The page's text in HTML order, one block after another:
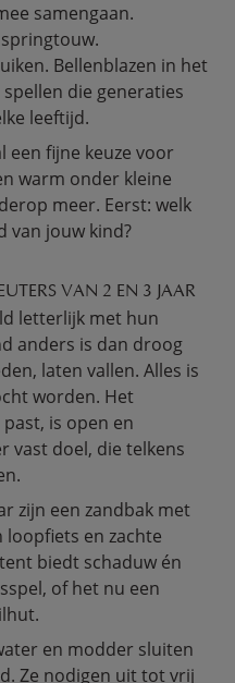
samengaan.
Bellenblazen in het
die generaties
leeftijd.
een fijne keuze voor
warm onder kleine
meer. Eerst: welk
van jouw kind?
VAN 2 EN 3 JAAR
letterlijk met hun
anders is dan droog
laten vallen. Alles is
worden. Het
is open en
vast doel, die telkens
zijn een zandbak met
loopfiets en zachte
biedt schaduw én
of het nu een
en modder sluiten
Ze nodigen uit tot vrij